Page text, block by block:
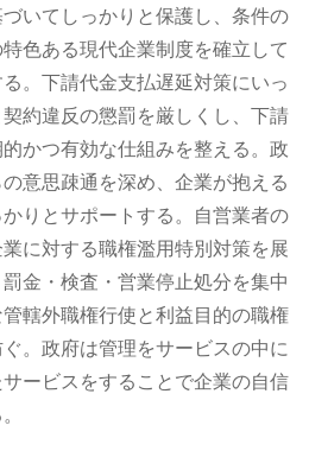
いてしっかりと保護し、条件の
色ある現代企業制度を確立して
。下請代金支払遅延対策にいっ
約違反の懲罰を厳しくし、下請
かつ有効な仕組みを整える。政
意思疎通を深め、企業が抱える
りとサポートする。自営業者の
に対する職権濫用特別対策を展
金・検査・営業停止処分を集中
轄外職権行使と利益目的の職権
。政府は管理をサービスの中に
ービスをすることで企業の自信